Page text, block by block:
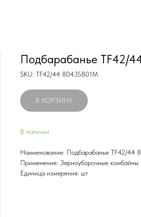
Подбарабанье TF42/
SKU: TF42/44 80435801M
В КОРЗИНУ
В наличии
Наименование: Подбарабанье TF42/44
Применение: Зерноуборочные комбайны
Единица измерения: шт